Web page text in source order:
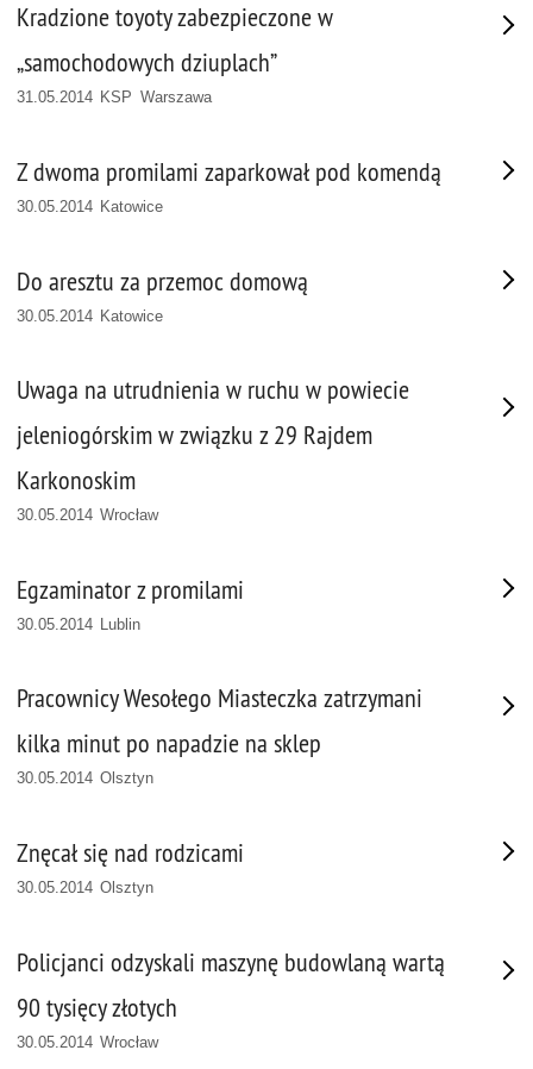
Kradzione toyoty zabezpieczone w
„samochodowych dziuplach”
31.05.2014 KSP Warszawa
Z dwoma promilami zaparkował pod komendą
30.05.2014 Katowice
Do aresztu za przemoc domową
30.05.2014 Katowice
Uwaga na utrudnienia w ruchu w powiecie
jeleniogórskim w związku z 29 Rajdem
Karkonoskim
30.05.2014 Wrocław
Egzaminator z promilami
30.05.2014 Lublin
Pracownicy Wesołego Miasteczka zatrzymani
kilka minut po napadzie na sklep
30.05.2014 Olsztyn
Znęcał się nad rodzicami
30.05.2014 Olsztyn
Policjanci odzyskali maszynę budowlaną wartą
90 tysięcy złotych
30.05.2014 Wrocław